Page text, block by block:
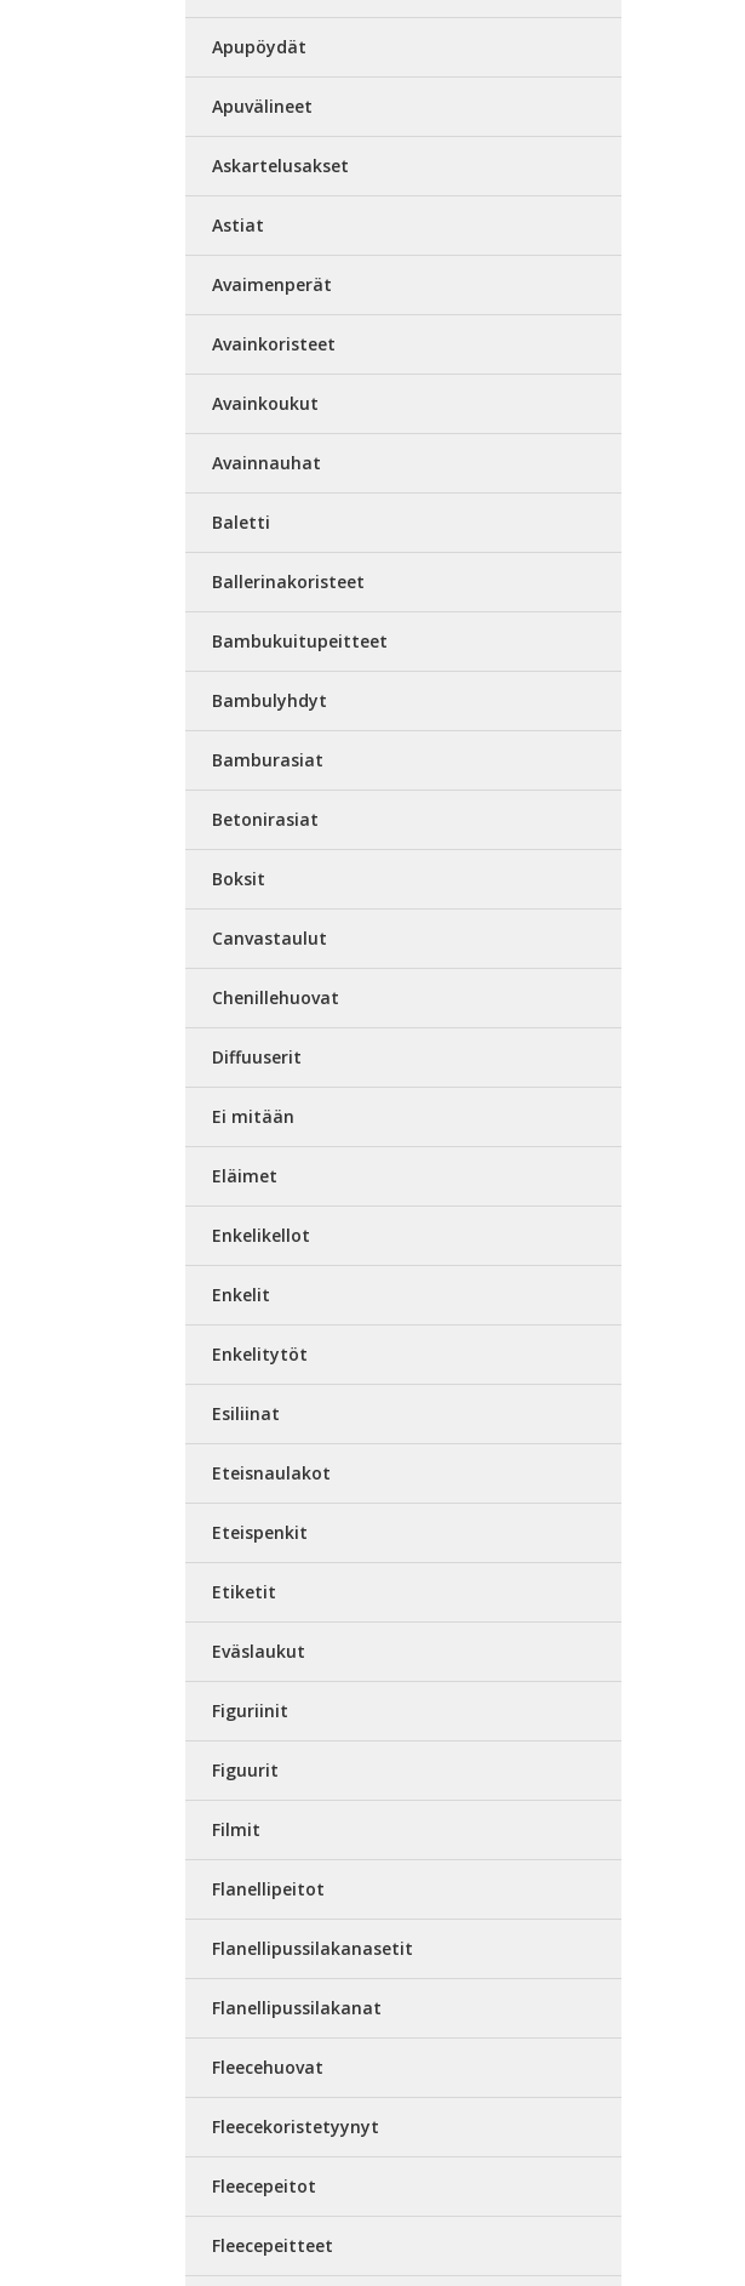
Apupöydät
Apuvälineet
Askartelusakset
Astiat
Avaimenperät
Avainkoristeet
Avainkoukut
Avainnauhat
Baletti
Ballerinakoristeet
Bambukuitupeitteet
Bambulyhdyt
Bamburasiat
Betonirasiat
Boksit
Canvastaulut
Chenillehuovat
Diffuuserit
Ei mitään
Eläimet
Enkelikellot
Enkelit
Enkelitytöt
Esiliinat
Eteisnaulakot
Eteispenkit
Etiketit
Eväslaukut
Figuriinit
Figuurit
Filmit
Flanellipeitot
Flanellipussilakanasetit
Flanellipussilakanat
Fleecehuovat
Fleecekoristetyynyt
Fleecepeitot
Fleecepeitteet